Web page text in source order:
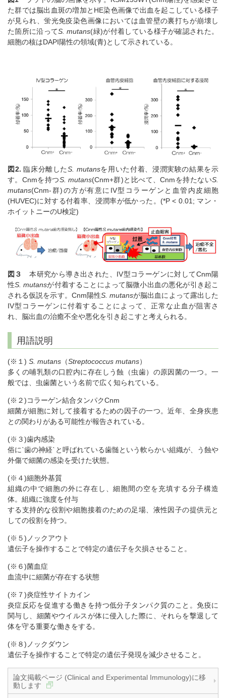
た群では脳出血斑の増加とHE染色画像で出血を起こしている様子
が見られ、蛍光免疫染色画像においては血管壁の裏打ちが崩壊し
た箇所に沿ってS. mutans(緑)が付着している様子が確認された。
細胞の核はDAPI陽性の領域(青)として示されている。
図2.臨床分離したS. mutansを用いた付着、浸潤実験の結果を示
す。Cnmを持つS. mutans(Cnm+群)と比べて、Cnmを持たないS.
mutans(Cnm-群)の方が有意にIV型コラーゲンと血管内皮細胞
(HUVEC)に対する付着率、浸潤率が低かった。(*P < 0.01; マン・
ホイットニーのU検定)
図３本研究から導き出された、IV型コラーゲンに対してCnm陽
性S. mutansが付着することによって脳微小出血の悪化が引き起こ
される仮説を示す。Cnm陽性S. mutansが脳出血によって露出した
IV型コラーゲンに付着することによって、正常な止血が阻害さ
れ、脳出血の治癒不全や悪化を引き起こすと考えられる。
用語説明
(※１) S. mutans （Streptococcus mutans）
多くの哺乳類の口腔内に存在しう蝕（虫歯）の原因菌の一つ。一
般では、虫歯菌という名前で広く知られている。
(※２)コラーゲン結合タンパクCnm
細菌が細胞に対して接着するための因子の一つ。近年、全身疾患
との関わりがある可能性が報告されている。
(※３)歯内感染
俗に`歯の神経`と呼ばれている歯髄という軟らかい組織が、う蝕や
外傷で細菌の感染を受けた状態。
(※４)細胞外基質
組織の中で細胞の外に存在し、細胞間の空を充填する分子構造
体。組織に強度を付与
する支持的な役割や細胞接着のための足場、液性因子の提供元と
しての役割を持つ。
(※５)ノックアウト
遺伝子を操作することで特定の遺伝子を欠損させること。
(※６)菌血症
血流中に細菌が存在する状態
(※７)炎症性サイトカイン
炎症反応を促進する働きを持つ低分子タンパク質のこと。免疫に
関与し、細菌やウイルスが体に侵入した際に、それらを撃退して
体を守る重要な働きをする。
(※８)ノックダウン
遺伝子を操作することで特定の遺伝子発現を減少させること。
論文掲載ページ (Clinical and Experimental Immunology)に移
動します